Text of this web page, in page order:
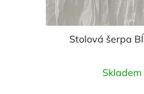
Stolová šerpa
Skladem